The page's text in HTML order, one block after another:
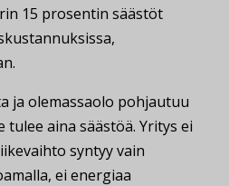
15 prosentin säästöt
ja olemassaolo pohjautuu
tulee aina säästöä. Yritys ei
syntyy vain
ei energiaa